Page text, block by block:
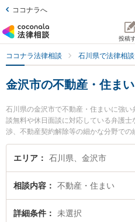
ココナラへ
投稿
ココナラ法律相談 石川県で法律相
金沢市の不動産・住ま
石川県の金沢市で不動産・住まいに強
談無料や休日面談に対応している弁護
渉、不動産契約解除等の細かな分野で
澤法律事務所の中澤 彰孝弁護士や井奈
井法律事務所の中村 雅代弁護士のプロ
富な近くの弁護士を検索したい』『初
できる金沢市内の弁護士に相談予約し
すめです。
エリア 石川県、金沢市
相談内容 不動産・住まい
詳細条件 未選択